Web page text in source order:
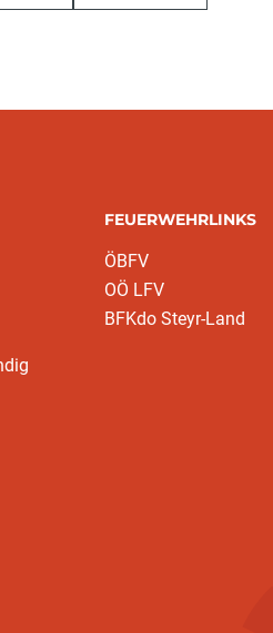
FEUERWEHRLINKS
ÖBFV
OÖ LFV
BFKdo Steyr-Land